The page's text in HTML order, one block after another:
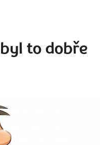
to dobře